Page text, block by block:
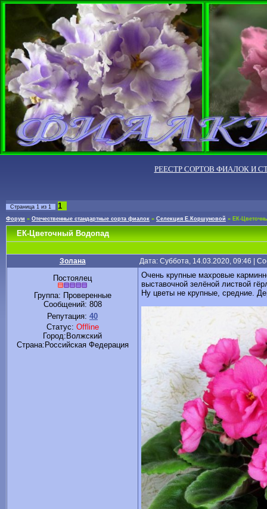
РЕЕСТР СОРТОВ ФИАЛОК И
Страница 1 из 1 1
Форум » Отечественные стандартные сорта фиалок » Селекция Е.Коршуновой » ЕК-
ЕК-Цветочный Водопад
Золана Дата: Суббота, 14.03.2020, 09:46 |
Постоялец
Группа: Проверенные
Сообщений: 808
Репутация: 40
Статус: Offline
Город:Волжский
Cтрана:Российская Федерация
Очень крупные махровые
выставочной зелёной листвой
Ну цветы не крупные, средние.